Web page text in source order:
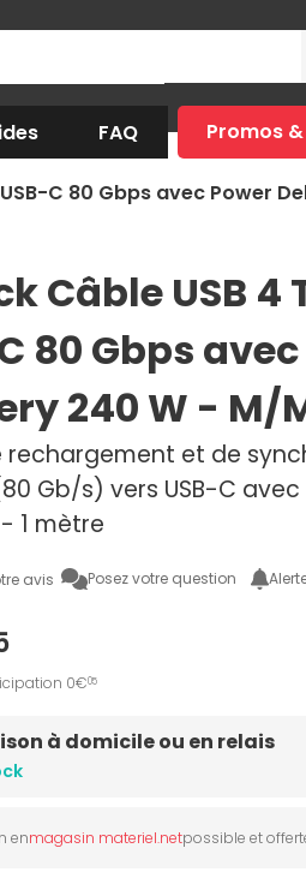
FAQ Promos
C 80 Gbps avec Power
Câble USB
80 Gbps
240 W - M/
rechargement et de
Gb/s) vers USB-C avec
1 mètre
avis Posez votre question
0€05
à domicile ou en relais
enmagasin materiel.netpossible et